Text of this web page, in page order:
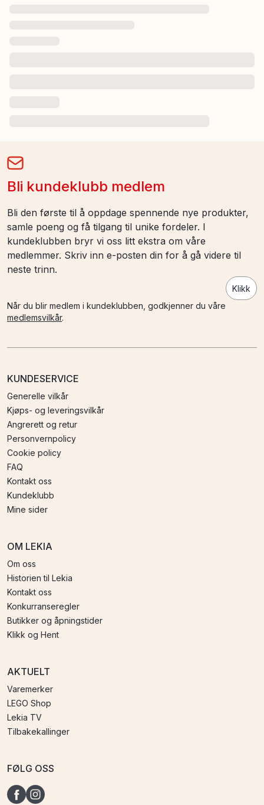
Bli kundeklubb medlem
Bli den første til å oppdage spennende nye produkter,
samle poeng og få tilgang til unike fordeler. I
kundeklubben bryr vi oss litt ekstra om våre
medlemmer. Skriv inn e-posten din for å gå videre til
neste trinn.
Klikk
Når du blir medlem i kundeklubben, godkjenner du våre
medlemsvilkår.
KUNDESERVICE
Generelle vilkår
Kjøps- og leveringsvilkår
Angrerett og retur
Personvernpolicy
Cookie policy
FAQ
Kontakt oss
Kundeklubb
Mine sider
OM LEKIA
Om oss
Historien til Lekia
Kontakt oss
Konkurranseregler
Butikker og åpningstider
Klikk og Hent
AKTUELT
Varemerker
LEGO Shop
Lekia TV
Tilbakekallinger
FØLG OSS